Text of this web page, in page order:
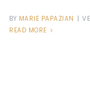
BY MARIE PAPAZIAN |
READ MORE